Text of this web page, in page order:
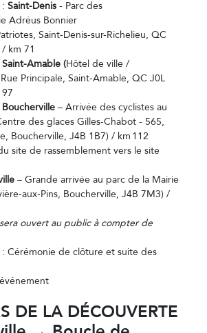
: Saint-Denis - Parc des
Adréus Bonnier
Saint-Denis-sur-Richelieu, QC
km 71
Saint-Amable (Hôtel de ville /
Principale, Saint-Amable, QC J0L
Boucherville – Arrivée des cyclistes au
des glaces Gilles-Chabot - 565,
Boucherville, J4B 1B7) / km 112
site de rassemblement vers le site
– Grande arrivée au parc de la Mairie
aux-Pins, Boucherville, J4B 7M3) /
ouvert au public à compter de
: Cérémonie de clôture et suite des
DE LA DÉCOUVERTE